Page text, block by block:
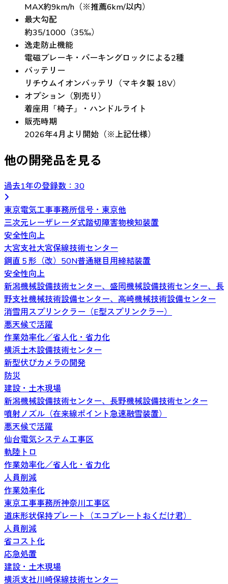
MAX約9km/h（※推薦6km/以内）
最大勾配
約35/1000（35‰）
逸走防止機能
電磁ブレーキ・パーキングロックによる2種
バッテリー
リチウムイオンバッテリ（マキタ製 18V）
オプション（別売り）
着座用「椅子」・ハンドルライト
販売時期
2026年4月より開始（※上記仕様）
他の開発品を見る
過去1年の登録数： 30
東京電気工事事務所信号・東京他
三次元レーザレーダ式踏切障害物検知装置
安全性向上
大宮支社大宮保線技術センター
鋼直５形（改）50N普通継目用締結装置
安全性向上
新潟機械設備技術センター、盛岡機械設備技術センター、長
野支社機械技術設備センター、高崎機械技術設備センター
消雪用スプリンクラー（E型スプリンクラー）
悪天候で活躍
作業効率化／省人化・省力化
横浜土木設備技術センター
新型伏びカメラの開発
防災
建設・土木現場
新潟機械設備技術センター、長野機械設備技術センター
噴射ノズル（在来線ポイント急速融雪装置）
悪天候で活躍
仙台電気システム工事区
軌陸トロ
作業効率化／省人化・省力化
人員削減
作業効率化
東京工事事務所神奈川工事区
道床形状保持プレート（エコプレートおくだけ君）
人員削減
省コスト化
応急処置
建設・土木現場
横浜支社川崎保線技術センター